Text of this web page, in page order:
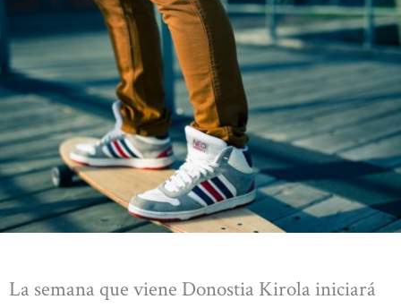
La semana que viene Donostia Kirola iniciará